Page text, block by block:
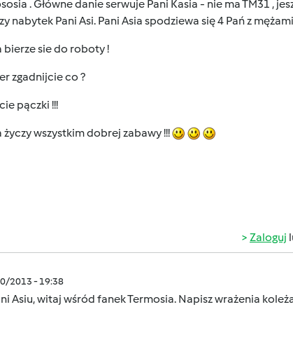
. Główne danie serwuje Pani Kasia - nie ma TM31 ,
nabytek Pani Asi. Pani Asia spodziewa się 4 Pań z
bierze sie do roboty !
zgadnijcie co ?
pączki !!!
życzy wszystkim dobrej zabawy !!!
Zaloguj
2013 - 19:38
Asiu, witaj wśród fanek Termosia. Napisz wrażenia